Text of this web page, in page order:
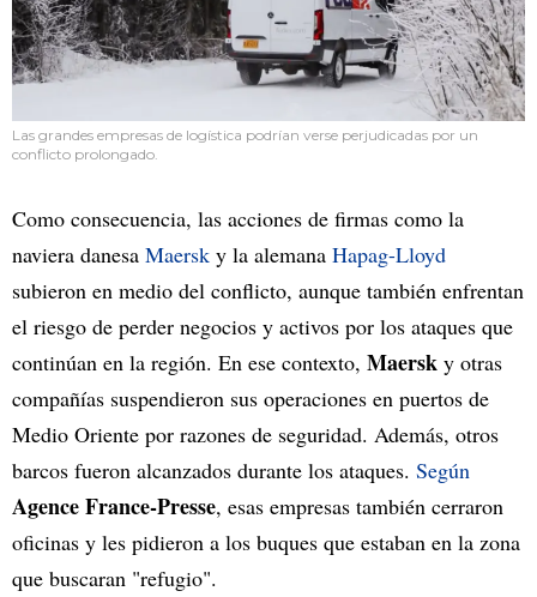
Las grandes empresas de logística podrían verse perjudicadas por un
conflicto prolongado.
Como consecuencia, las acciones de firmas como la
naviera danesa Maersk y la alemana Hapag-Lloyd
subieron en medio del conflicto, aunque también enfrentan
el riesgo de perder negocios y activos por los ataques que
continúan en la región. En ese contexto, Maersk y otras
compañías suspendieron sus operaciones en puertos de
Medio Oriente por razones de seguridad. Además, otros
barcos fueron alcanzados durante los ataques. Según
Agence France-Presse, esas empresas también cerraron
oficinas y les pidieron a los buques que estaban en la zona
que buscaran "refugio".